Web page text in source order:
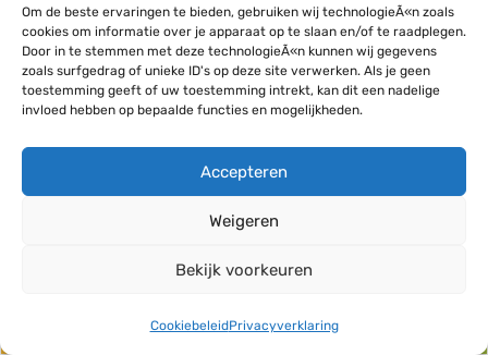
Om de beste ervaringen te bieden, gebruiken wij technologieÃ«n zoals
cookies om informatie over je apparaat op te slaan en/of te raadplegen.
Door in te stemmen met deze technologieÃ«n kunnen wij gegevens
zoals surfgedrag of unieke ID's op deze site verwerken. Als je geen
toestemming geeft of uw toestemming intrekt, kan dit een nadelige
invloed hebben op bepaalde functies en mogelijkheden.
Accepteren
Weigeren
Bekijk voorkeuren
CookiebeleidPrivacyverklaring